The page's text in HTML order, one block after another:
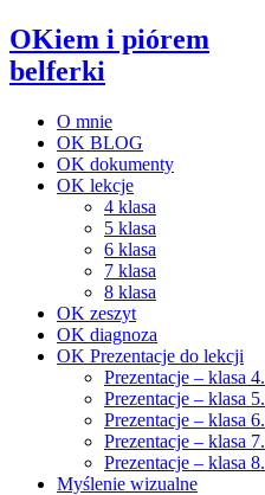
OKiem i piórem
belferki
O mnie
OK BLOG
OK dokumenty
OK lekcje
4 klasa
5 klasa
6 klasa
7 klasa
8 klasa
OK zeszyt
OK diagnoza
OK Prezentacje do lekcji
Prezentacje – klasa 4.
Prezentacje – klasa 5.
Prezentacje – klasa 6.
Prezentacje – klasa 7.
Prezentacje – klasa 8.
Myślenie wizualne